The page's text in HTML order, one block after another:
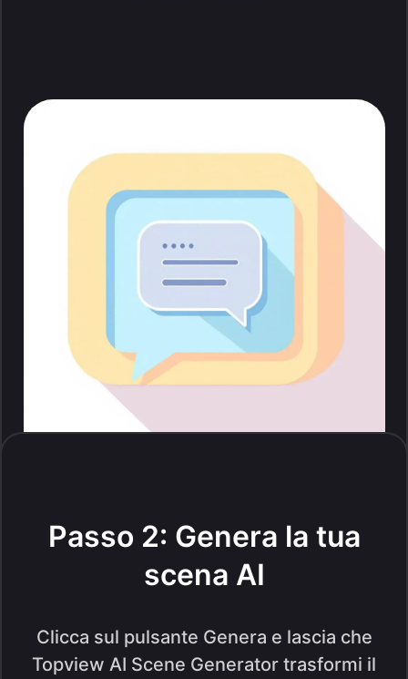
Passo 2: Genera la tua
scena AI
Clicca sul pulsante Genera e lascia che
Topview AI Scene Generator trasformi il